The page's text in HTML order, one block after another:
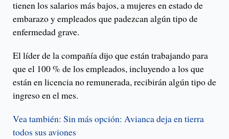
tienen los salarios más bajos, a mujeres en estado de
embarazo y empleados que padezcan algún tipo de
enfermedad grave.
El líder de la compañía dijo que están trabajando para
que el 100 % de los empleados, incluyendo a los que
están en licencia no remunerada, recibirán algún tipo de
ingreso en el mes.
Vea también: Sin más opción: Avianca deja en tierra
todos sus aviones